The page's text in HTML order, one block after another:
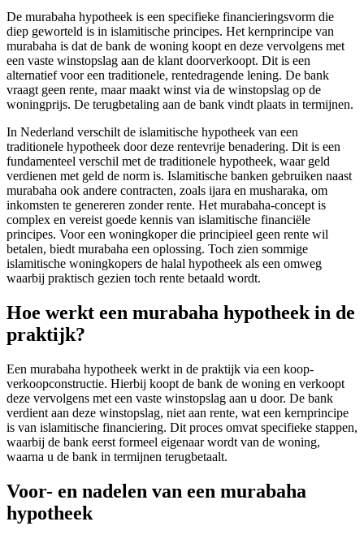
De murabaha hypotheek is een specifieke financieringsvorm die
diep geworteld is in islamitische principes. Het kernprincipe van
murabaha is dat de bank de woning koopt en deze vervolgens met
een vaste winstopslag aan de klant doorverkoopt. Dit is een
alternatief voor een traditionele, rentedragende lening. De bank
vraagt geen rente, maar maakt winst via de winstopslag op de
woningprijs. De terugbetaling aan de bank vindt plaats in termijnen.
In Nederland verschilt de islamitische hypotheek van een
traditionele hypotheek door deze rentevrije benadering. Dit is een
fundamenteel verschil met de traditionele hypotheek, waar geld
verdienen met geld de norm is. Islamitische banken gebruiken naast
murabaha ook andere contracten, zoals ijara en musharaka, om
inkomsten te genereren zonder rente. Het murabaha-concept is
complex en vereist goede kennis van islamitische financiële
principes. Voor een woningkoper die principieel geen rente wil
betalen, biedt murabaha een oplossing. Toch zien sommige
islamitische woningkopers de halal hypotheek als een omweg
waarbij praktisch gezien toch rente betaald wordt.
Hoe werkt een murabaha hypotheek in de
praktijk?
Een murabaha hypotheek werkt in de praktijk via een koop-
verkoopconstructie. Hierbij koopt de bank de woning en verkoopt
deze vervolgens met een vaste winstopslag aan u door. De bank
verdient aan deze winstopslag, niet aan rente, wat een kernprincipe
is van islamitische financiering. Dit proces omvat specifieke stappen,
waarbij de bank eerst formeel eigenaar wordt van de woning,
waarna u de bank in termijnen terugbetaalt.
Voor- en nadelen van een murabaha
hypotheek